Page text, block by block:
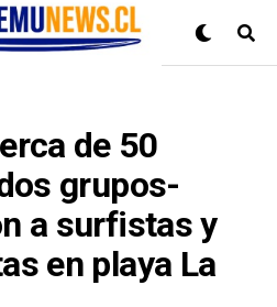
de 50
grupos-
a surfistas y
en playa La